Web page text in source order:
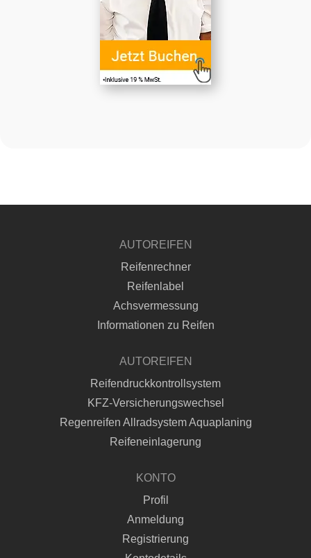
AUTOREIFEN
Reifenrechner
Reifenlabel
Achsvermessung
Informationen zu Reifen
AUTOREIFEN
Reifendruckkontrollsystem
KFZ-Versicherungswechsel
Regenreifen Allradsystem Aquaplaning
Reifeneinlagerung
KONTO
Profil
Anmeldung
Registrierung